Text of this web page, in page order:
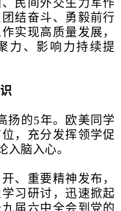
民间外交生力军作
结奋斗、勇毅前行
实现高质量发展，
力、影响力持续提
的5年。欧美同学
，充分发挥领学促
入脑入心。
重要精神发布，
习研讨，迅速掀起
届六中全会到党的